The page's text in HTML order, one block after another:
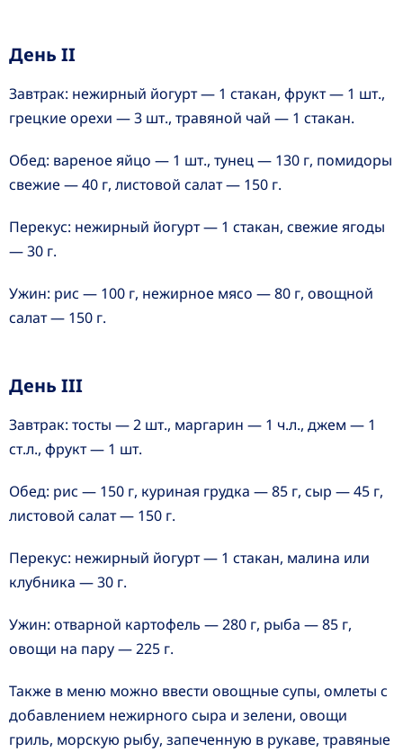
День II
Завтрак: нежирный йогурт — 1 стакан, фрукт — 1 шт.,
грецкие орехи — 3 шт., травяной чай — 1 стакан.
Обед: вареное яйцо — 1 шт., тунец — 130 г, помидоры
свежие — 40 г, листовой салат — 150 г.
Перекус: нежирный йогурт — 1 стакан, свежие ягоды
— 30 г.
Ужин: рис — 100 г, нежирное мясо — 80 г, овощной
салат — 150 г.
День III
Завтрак: тосты — 2 шт., маргарин — 1 ч.л., джем — 1
ст.л., фрукт — 1 шт.
Обед: рис — 150 г, куриная грудка — 85 г, сыр — 45 г,
листовой салат — 150 г.
Перекус: нежирный йогурт — 1 стакан, малина или
клубника — 30 г.
Ужин: отварной картофель — 280 г, рыба — 85 г,
овощи на пару — 225 г.
Также в меню можно ввести овощные супы, омлеты с
добавлением нежирного сыра и зелени, овощи
гриль, морскую рыбу, запеченную в рукаве, травяные